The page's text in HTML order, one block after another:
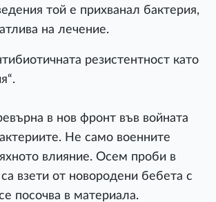
той е прихванал бактерия,
на лечение.
резистентност като
в нов фронт във войната
Не само военните
влияние. Осем проби в
взети от новородени бебета с
посочва в материала.